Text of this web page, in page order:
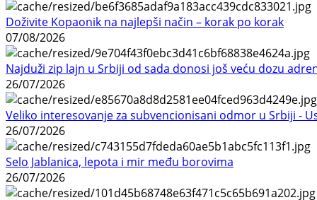
Doživite Kopaonik na najlepši način – korak po korak
07/08/2026
Najduži zip lajn u Srbiji od sada donosi još veću dozu
26/07/2026
Veliko interesovanje za subvencionisani odmor u Srbiji -
26/07/2026
Selo Jablanica, lepota i mir među borovima
26/07/2026